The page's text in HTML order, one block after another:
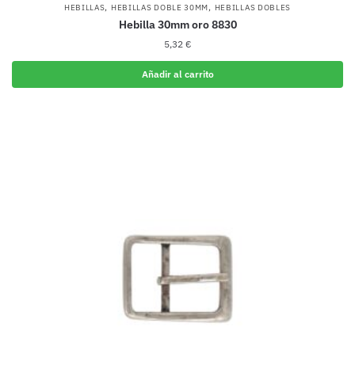
HEBILLAS, HEBILLAS DOBLE 30MM, HEBILLAS DOBLES
Hebilla 30mm oro 8830
5,32 €
Añadir al carrito